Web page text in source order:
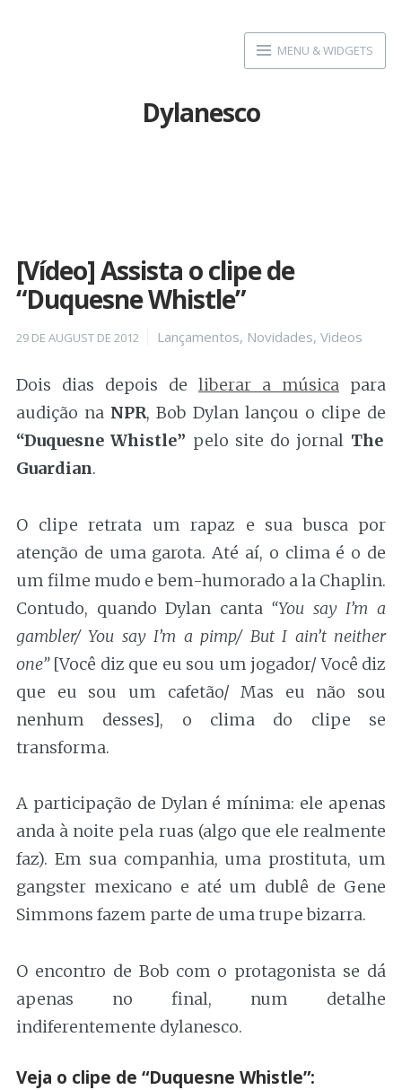
MENU & WIDGETS
Dylanesco
[Vídeo] Assista o clipe de
“Duquesne Whistle”
Posted
29 DE AUGUST DE 2012 Categories
Lançamentos, Novidades, Videos
Dois dias depois de liberar a música para
audição na NPR, Bob Dylan lançou o clipe de
“Duquesne Whistle” pelo site do jornal The
Guardian.
O clipe retrata um rapaz e sua busca por
atenção de uma garota. Até aí, o clima é o de
um filme mudo e bem-humorado a la Chaplin.
Contudo, quando Dylan canta “You say I’m a
gambler/ You say I’m a pimp/ But I ain’t neither
one”[Você diz que eu sou um jogador/ Você diz
que eu sou um cafetão/ Mas eu não sou
nenhum desses], o clima do clipe se
transforma.
A participação de Dylan é mínima: ele apenas
anda à noite pela ruas (algo que ele realmente
faz). Em sua companhia, uma prostituta, um
gangster mexicano e até um dublê de Gene
Simmons fazem parte de uma trupe bizarra.
O encontro de Bob com o protagonista se dá
apenas no final, num detalhe
indiferentemente dylanesco.
Veja o clipe de “Duquesne Whistle”: